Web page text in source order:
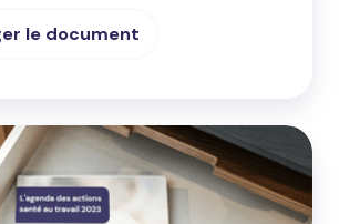
le document